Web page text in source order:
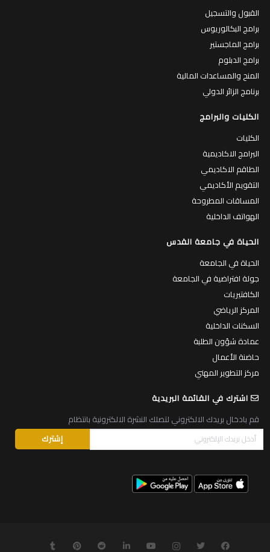
القبول والتسجيل
برامج البكالوريوس
برامج الماجستير
برامج الدبلوم
المنح والمساعدات المالية
برنامج الزائر الدولي
الكليات والبرامج
الكليات
البرامج الاكاديمية
الطاقم الاكاديمي
التقويم الأكاديمي
المساقات المطروحة
الهواتف الداخلية
الحياة في جامعة القدس
الحياة في الجامعة
جولة افتراضية في الجامعة
الكافتيريات
المركز الرياضي
السكنات الداخلية
عمادة شؤون الطلبة
حاضنة الأعمال
مركز التطوير المهني
اشترك في القائمة البريدية
قم بادخال بريدك الالكتروني لتصلك النشرة الالكترونية بانتظام